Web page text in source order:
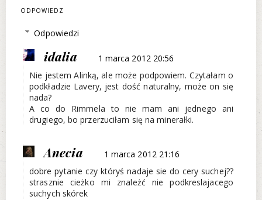
ODPOWIEDZ
Odpowiedzi
idalia
1 marca 2012 20:56
Nie jestem Alinką, ale może podpowiem. Czytałam o
podkładzie Lavery, jest dość naturalny, może on się
nada?
A co do Rimmela to nie mam ani jednego ani
drugiego, bo przerzuciłam się na minerałki.
Anecia
1 marca 2012 21:16
dobre pytanie czy któryś nadaje sie do cery suchej??
strasznie cieżko mi znależć nie podkreslajacego
suchych skórek